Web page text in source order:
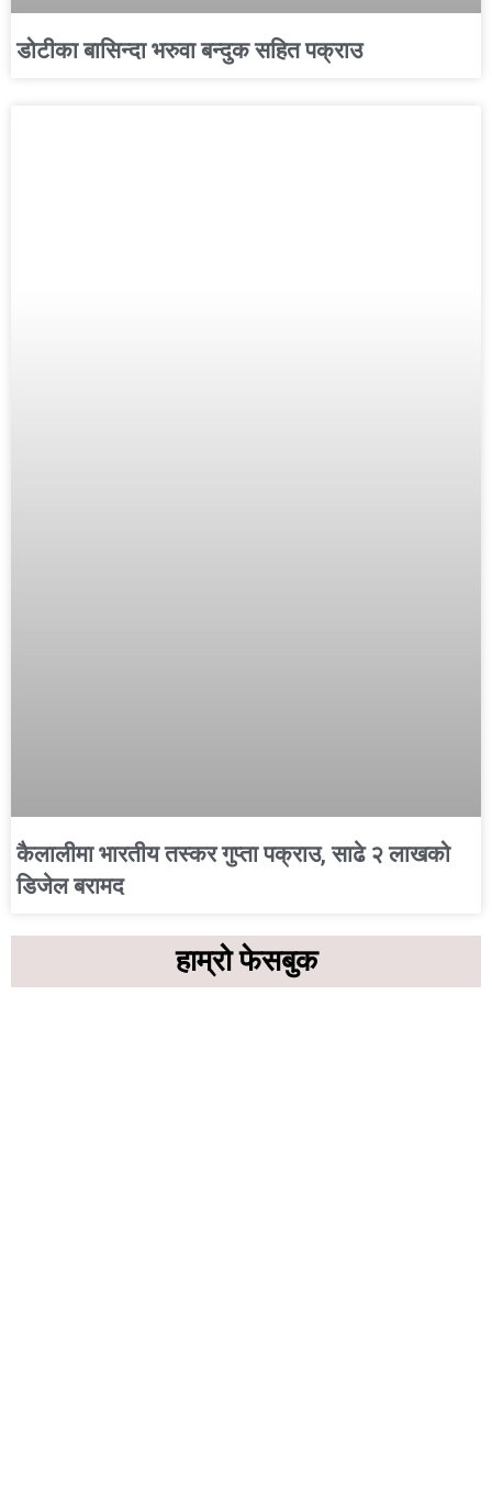
डोटीका बासिन्दा भरुवा बन्दुक सहित पक्राउ
कैलालीमा भारतीय तस्कर गुप्ता पक्राउ, साढे २ लाखको
डिजेल बरामद
हाम्रो फेसबुक